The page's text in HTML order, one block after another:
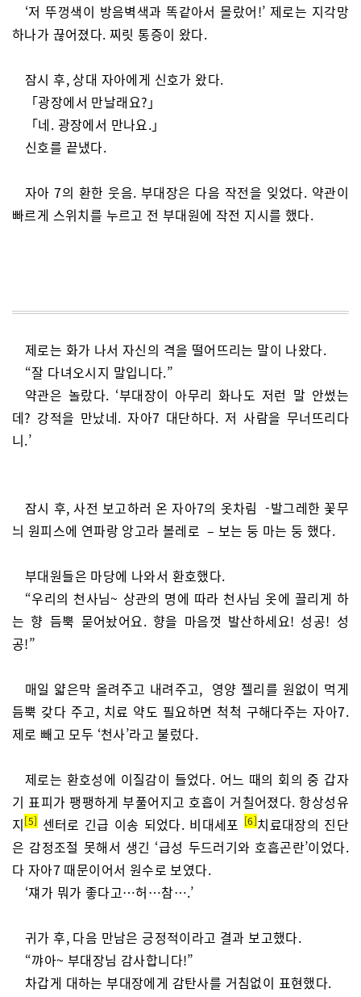
‘저 뚜껑색이 방음벽색과 똑같아서 몰랐어!’ 제로는 지각망
하나가 끊어졌다. 찌릿 통증이 왔다.
잠시 후, 상대 자아에게 신호가 왔다.
「광장에서 만날래요?」
「네. 광장에서 만나요.」
신호를 끝냈다.
자아 7의 환한 웃음. 부대장은 다음 작전을 잊었다. 약관이
빠르게 스위치를 누르고 전 부대원에 작전 지시를 했다.
제로는 화가 나서 자신의 격을 떨어뜨리는 말이 나왔다.
“잘 다녀오시지 말입니다.”
약관은 놀랐다. ‘부대장이 아무리 화나도 저런 말 안썼는
데? 강적을 만났네. 자아7 대단하다. 저 사람을 무너뜨리다
니.’
잠시 후, 사전 보고하러 온 자아7의 옷차림 -발그레한 꽃무
늬 원피스에 연파랑 앙고라 볼레로 – 보는 둥 마는 둥 했다.
부대원들은 마당에 나와서 환호했다.
“우리의 천사님~ 상관의 명에 따라 천사님 옷에 끌리게 하
는 향 듬뿍 묻어놨어요. 향을 마음껏 발산하세요! 성공! 성
공!”
매일 얇은막 올려주고 내려주고, 영양 젤리를 원없이 먹게
듬뿍 갖다 주고, 치료 약도 필요하면 척척 구해다주는 자아7.
제로 빼고 모두 ‘천사’라고 불렀다.
제로는 환호성에 이질감이 들었다. 어느 때의 회의 중 갑자
기 표피가 팽팽하게 부풀어지고 호흡이 거칠어졌다. 항상성유
지 5 센터로 긴급 이송 되었다. 비대세포 6 치료대장의 진단
은 감정조절 못해서 생긴 ‘급성 두드러기와 호흡곤란’이었다.
다 자아7 때문이어서 원수로 보였다.
‘쟤가 뭐가 좋다고…허…참….’
귀가 후, 다음 만남은 긍정적이라고 결과 보고했다.
“꺄아~ 부대장님 감사합니다!”
차갑게 대하는 부대장에게 감탄사를 거침없이 표현했다.